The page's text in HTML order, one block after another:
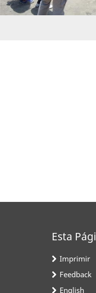
Esta
Imprimir
Feedback
English